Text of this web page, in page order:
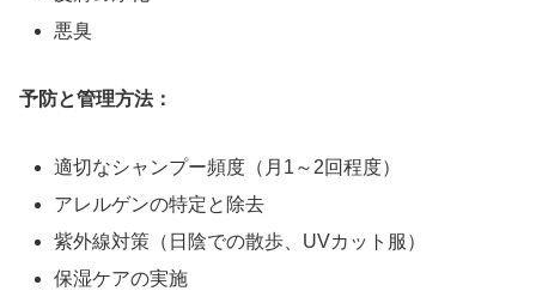
悪臭
予防と管理方法：
適切なシャンプー頻度（月1～2回程度）
アレルゲンの特定と除去
紫外線対策（日陰での散歩、UVカット服）
保湿ケアの実施